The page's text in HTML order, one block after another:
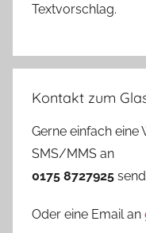
Textvorschlag.
Kontakt zum
Gerne einfach
SMS/MMS an
0175 8727925
Oder eine Email an